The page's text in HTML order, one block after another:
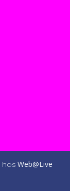
hos Web@Live